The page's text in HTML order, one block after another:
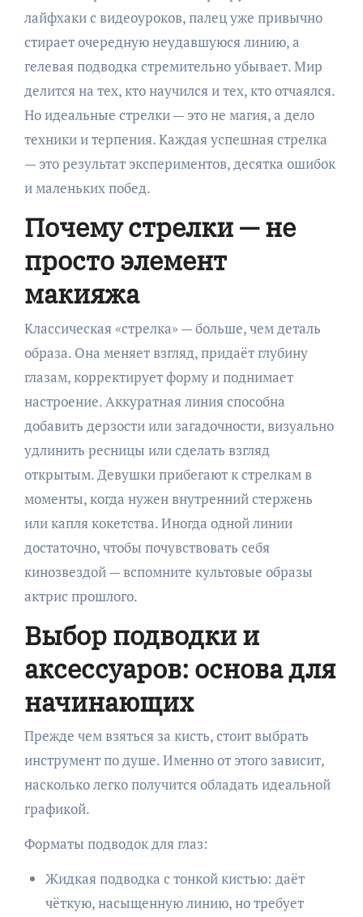
лайфхаки с видеоуроков, палец уже привычно
стирает очередную неудавшуюся линию, а
гелевая подводка стремительно убывает. Мир
делится на тех, кто научился и тех, кто отчаялся.
Но идеальные стрелки — это не магия, а дело
техники и терпения. Каждая успешная стрелка
— это результат экспериментов, десятка ошибок
и маленьких побед.
Почему стрелки — не
просто элемент
макияжа
Классическая «стрелка» — больше, чем деталь
образа. Она меняет взгляд, придаёт глубину
глазам, корректирует форму и поднимает
настроение. Аккуратная линия способна
добавить дерзости или загадочности, визуально
удлинить ресницы или сделать взгляд
открытым. Девушки прибегают к стрелкам в
моменты, когда нужен внутренний стержень
или капля кокетства. Иногда одной линии
достаточно, чтобы почувствовать себя
кинозвездой — вспомните культовые образы
актрис прошлого.
Выбор подводки и
аксессуаров: основа для
начинающих
Прежде чем взяться за кисть, стоит выбрать
инструмент по душе. Именно от этого зависит,
насколько легко получится обладать идеальной
графикой.
Форматы подводок для глаз:
Жидкая подводка с тонкой кистью: даёт
чёткую, насыщенную линию, но требует